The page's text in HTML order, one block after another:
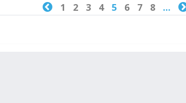
 1 2 3 45 6 7 8...